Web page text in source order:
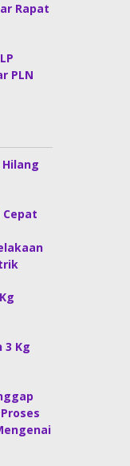
Rapat
PLN
Hilang
3 Kg